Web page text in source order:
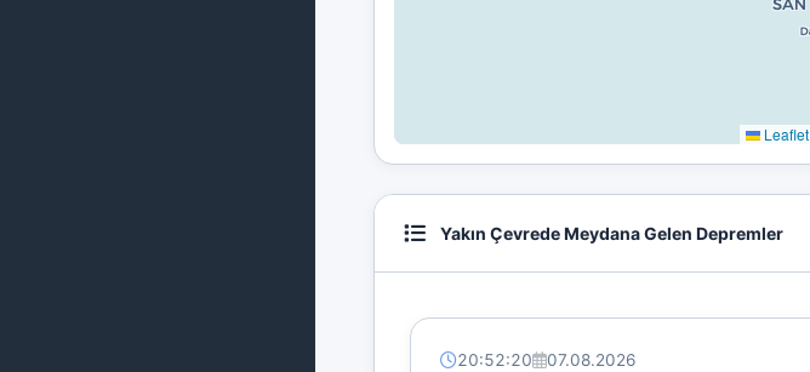
Leaflet
Yakın Çevrede Meydana Gelen Depremler
20:52:20 07.08.2026